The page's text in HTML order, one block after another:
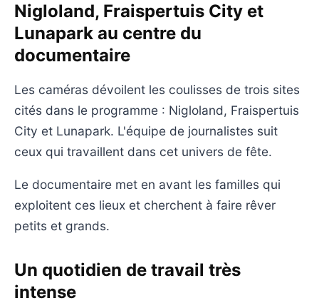
Nigloland, Fraispertuis City et
Lunapark au centre du
documentaire
Les caméras dévoilent les coulisses de trois sites
cités dans le programme : Nigloland, Fraispertuis
City et Lunapark. L'équipe de journalistes suit
ceux qui travaillent dans cet univers de fête.
Le documentaire met en avant les familles qui
exploitent ces lieux et cherchent à faire rêver
petits et grands.
Un quotidien de travail très
intense